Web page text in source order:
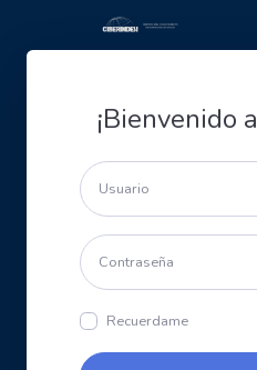
¡Bienvenido
Recuerdame